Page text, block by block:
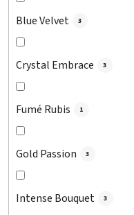
Blue Velvet 3
Crystal Embrace 3
Fumé Rubis 1
Gold Passion 3
Intense Bouquet 3